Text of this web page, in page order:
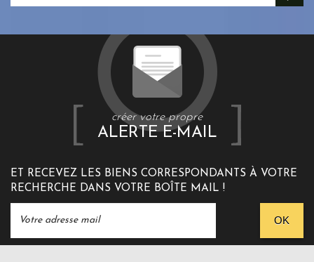
créer votre propre
ALERTE E-MAIL
ET RECEVEZ LES BIENS CORRESPONDANTS À VOTRE
RECHERCHE DANS VOTRE BOÎTE MAIL !
OK